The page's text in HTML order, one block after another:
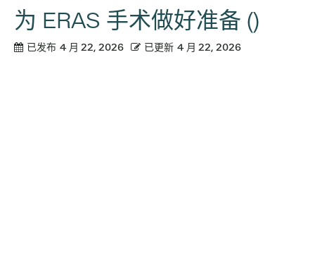
为 ERAS 手术做好准备 ()
已发布 4 月 22, 2026 已更新 4 月 22, 2026